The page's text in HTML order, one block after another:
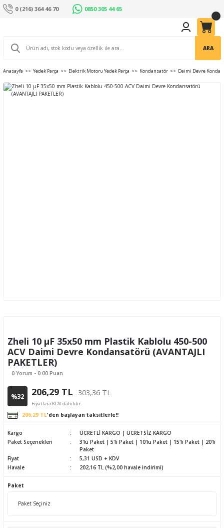
0 (216) 364 46 70 0850 305 44 65
ARA
Anasayfa Yedek Parça Elektrik Motoru Yedek Parça Kondansatör Daimi Devre
Zheli 10 µF 35x50 mm Plastik Kablolu 450-500
ACV Daimi Devre Kondansatörü (AVANTAJLI
PAKETLER)
0 Yorum - 0.00 Puan
%32 206,29 TL 303,36 TL
Fiyatlara KDV dahildir.
206,29 TL'den başlayan taksitlerle!!
Kargo
ÜCRETLİ KARGO | ÜCRETSİZ KARGO
Paket Seçenekleri
3'lü Paket | 5'li Paket | 10'lu Paket | 15'li Paket | 20'li
Paket
Fiyat
5,31 USD + KDV
Havale
202,16 TL (%2,00 havale indirimi)
Paket